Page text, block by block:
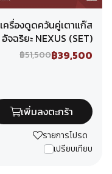
เครื่องดูดควันคู่เตาแก๊ส
อัจฉริยะ NEXUS (SET)
฿51,500฿39,500
เพิ่มลงตะกร้า
รายการโปรด
เปรียบเทียบ